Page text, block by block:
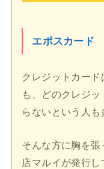
エポスカード
クレジットカー
も、どのクレジ
らないという人も
そんな方に胸を
店マルイが発行し